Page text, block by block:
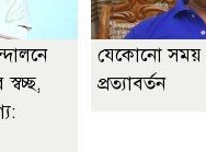
যেকোনো সময়
প্রত্যাবর্তন